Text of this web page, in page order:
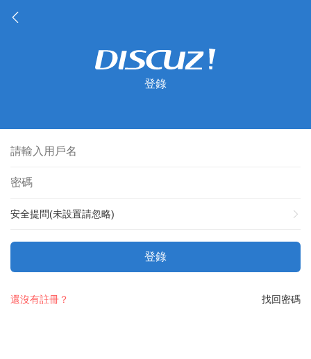
登錄
安全提問(未設置請忽略)
登錄
找回密碼
還沒有註冊？